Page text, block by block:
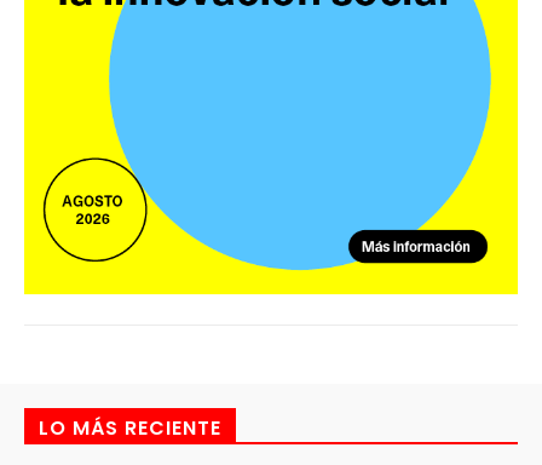
LO MÁS RECIENTE